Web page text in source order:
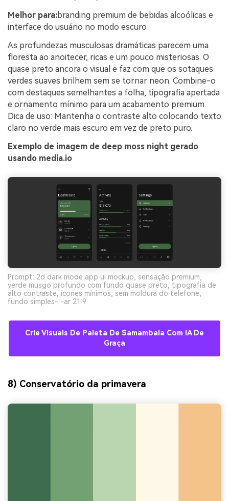
Melhor para:branding premium de bebidas alcoólicas e
interface do usuário no modo escuro
As profundezas musculosas dramáticas parecem uma
floresta ao anoitecer, ricas e um pouco misteriosas. O
quase preto ancora o visual e faz com que os sotaques
verdes suaves brilhem sem se tornar neon. Combine-o
com destaques semelhantes a folha, tipografia apertada
e ornamento mínimo para um acabamento premium.
Dica de uso: Mantenha o contraste alto colocando texto
claro no verde mais escuro em vez de preto puro.
Exemplo de imagem de deep moss night gerado
usando media.io
Prompt: 2d dark mode app ui mockup, sensação premium,
verde musgo profundo com fundo quase preto, tipografia de
alto contraste, ícones mínimos, sem moldura do telefone,
fundo simples- -ar 21:9
Crie Visuais De Paleta De Samambaia Com IA De
Graça
8) Conservatório da primavera